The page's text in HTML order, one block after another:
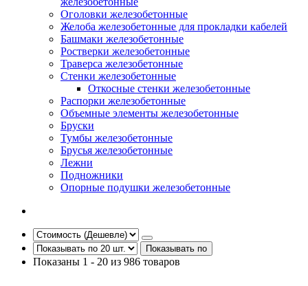
Оголовки железобетонные
Желоба железобетонные для прокладки кабелей
Башмаки железобетонные
Ростверки железобетонные
Траверса железобетонные
Стенки железобетонные
Откосные стенки железобетонные
Распорки железобетонные
Объемные элементы железобетонные
Бруски
Тумбы железобетонные
Брусья железобетонные
Лежни
Подножники
Опорные подушки железобетонные
Показывать по
Показаны 1 - 20 из 986 товаров